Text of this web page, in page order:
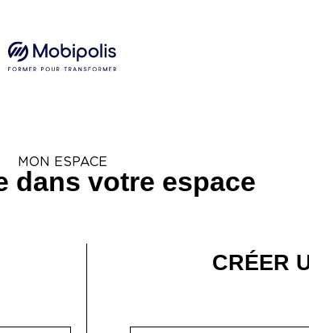
MON ESPACE
dans votre espace
CRÉER